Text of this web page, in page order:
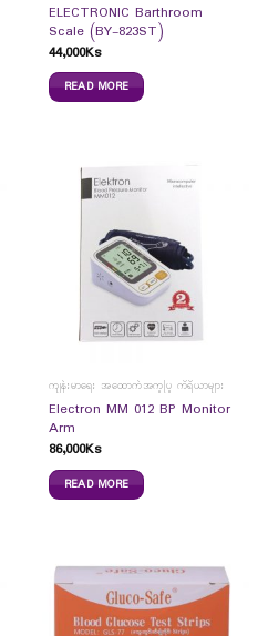
ELECTRONIC Barthroom
Scale (BY-823ST)
44,000Ks
READ MORE
ကျန်းမာရေး အထောက်အကူပြု ကိရိယာများ
Electron MM 012 BP Monitor
Arm
86,000Ks
READ MORE